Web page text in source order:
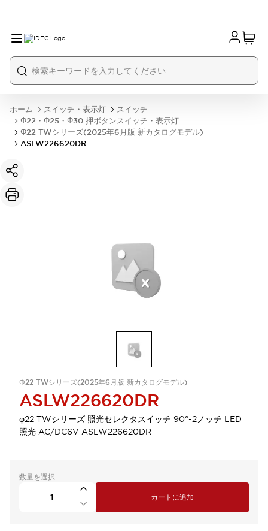
ホーム スイッチ・表示灯
スイッチ
Φ22・Φ25・Φ30 押ボタンスイッチ・表示灯
Φ22 TWシリーズ(2025年6月版 新カタログモデル)
ASLW226620DR
Φ22 TWシリーズ(2025年6月版 新カタログモデル)
ASLW226620DR
φ22 TWシリーズ 照光セレクタスイッチ 90°-2ノッチ LED
照光 AC/DC6V ASLW226620DR
数量を選択
カートに追加